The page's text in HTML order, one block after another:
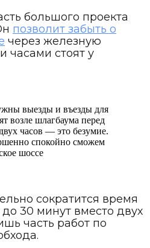
большого проекта
позволит забыть о
через железную
часами стоят у
выезды и въезды для
возле шлагбаума перед
часов — это безумие.
спокойно сможем
шоссе
сократится время
30 минут вместо двух
часть работ по